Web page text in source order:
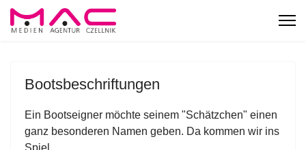
Bootsbeschriftungen
Ein Bootseigner möchte seinem "Schätzchen" einen
ganz besonderen Namen geben. Da kommen wir ins
Spiel.